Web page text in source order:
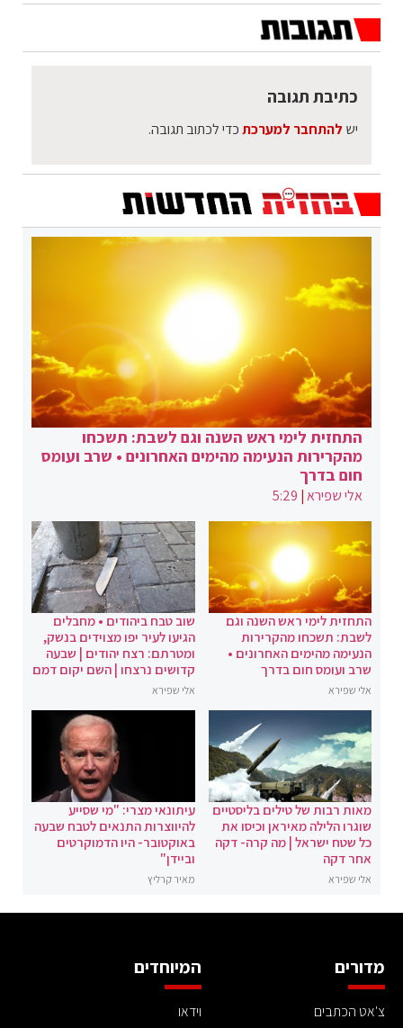
כתיבת תגובה
יש להתחבר למערכתכדי לכתוב תגובה.
התחזית לימי ראש השנה וגם לשבת: תשכחו
מהקרירות הנעימה מהימים האחרונים • שרב ועומס
חום בדרך
אלי שפירא|
5:29
התחזית לימי ראש השנה וגם
לשבת: תשכחו מהקרירות
הנעימה מהימים האחרונים •
שרב ועומס חום בדרך
אלי שפירא
שוב טבח ביהודים • מחבלים
הגיעו לעיר יפו מצוידים בנשק,
ומטרתם: רצח יהודים | שבעה
קדושים נרצחו | השם יקום דמם
אלי שפירא
מאות רבות של טילים בליסטיים
שוגרו הלילה מאיראן וכיסו את
כל שטח ישראל | מה קרה- דקה
אחר דקה
אלי שפירא
עיתונאי מצרי: "מי שסייע
להיווצרות התנאים לטבח שבעה
באוקטובר- היו הדמוקרטים
וביידן"
מאיר קרליץ
מדורים
צ'אט הכתבים
המיוחדים
וידאו